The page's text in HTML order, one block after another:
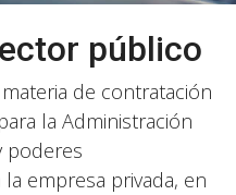
público
de contratación
la Administración
poderes
empresa privada, en